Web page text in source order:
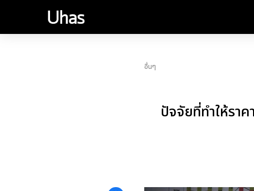
อื่นๆ
ปัจจัยที่ทำให้รา